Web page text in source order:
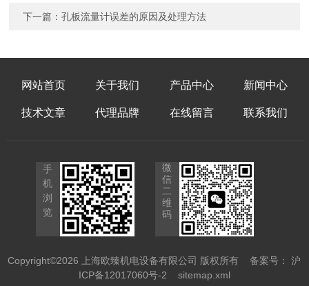
下一篇：孔板流量计误差的原因及处理方法
网站首页 关于我们 产品中心 新闻中心
技术文章 代理品牌 在线留言 联系我们
手
机
浏
览
微
信
二
维
码
Copyright©2026 上海欧臻机电设备有限公司 版权所有备案号： 沪
ICP备12017060号-2
sitemap.xml